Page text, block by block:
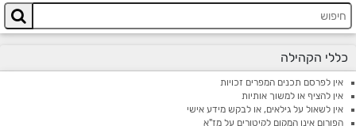
כללי הקהילה
אין לפרסם תכנים המפרים זכויות
אין להציף או למשוך אותיות
אין לשאול על גילאים, או לבקש מידע אישי
הפורום אינו המקום לקיטורים על מז"א